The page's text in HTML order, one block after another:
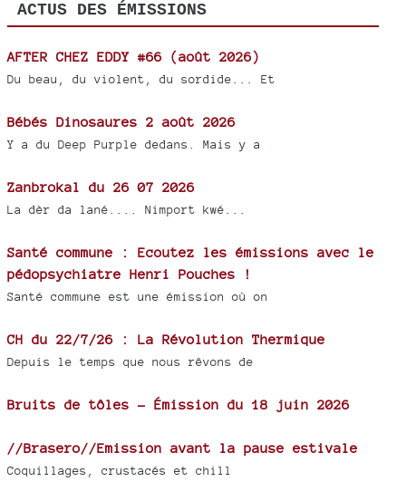
ACTUS DES ÉMISSIONS
AFTER CHEZ EDDY #66 (août 2026)
Du beau, du violent, du sordide... Et
Bébés Dinosaures 2 août 2026
Y a du Deep Purple dedans. Mais y a
Zanbrokal du 26 07 2026
La dèr da lané.... Nimport kwé...
Santé commune : Ecoutez les émissions avec le
pédopsychiatre Henri Pouches !
Santé commune est une émission où on
CH du 22/7/26 : La Révolution Thermique
Depuis le temps que nous rêvons de
Bruits de tôles - Émission du 18 juin 2026
//Brasero//Emission avant la pause estivale
Coquillages, crustacés et chill